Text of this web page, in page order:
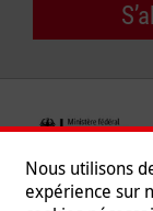
Nous utilisons
expérience sur